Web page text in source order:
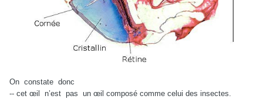
On constate donc
-- cet œil
n’est pas un œil composé comme celui des insectes.